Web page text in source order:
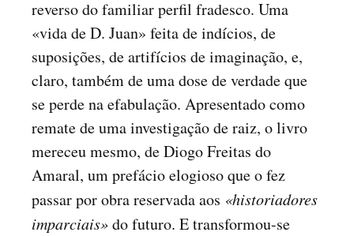
reverso do familiar perfil fradesco. Uma
«vida de D. Juan» feita de indícios, de
suposições, de artifícios de imaginação, e,
claro, também de uma dose de verdade que
se perde na efabulação. Apresentado como
remate de uma investigação de raiz, o livro
mereceu mesmo, de Diogo Freitas do
Amaral, um prefácio elogioso que o fez
passar por obra reservada aos «historiadores
imparciais»do futuro. E transformou-se